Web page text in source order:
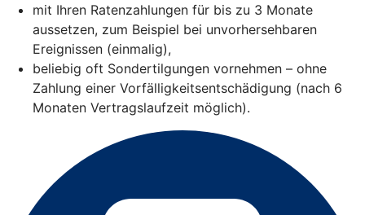
mit Ihren Ratenzahlungen für bis zu 3 Monate
aussetzen, zum Beispiel bei unvorhersehbaren
Ereignissen (einmalig),
beliebig oft Sondertilgungen vornehmen – ohne
Zahlung einer Vorfälligkeitsentschädigung (nach 6
Monaten Vertragslaufzeit möglich).